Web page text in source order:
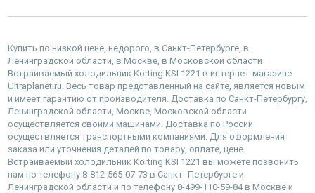
Купить по низкой цене, недорого, в Санкт-Петербурге, в
Ленинградской области, в Москве, в Московской области
Встраиваемый холодильник Korting KSI 1221 в интернет-магазине
Ultraplanet.ru. Весь товар представленный на сайте, является новым
и имеет гарантию от производителя. Доставка по Санкт-Петербургу,
Ленинградской области, Москве, Московской области
осуществляется своими машинами. Доставка по России
осуществляется транспортными компаниями. Для оформления
заказа или уточнения деталей по товару, оплате, цене
Встраиваемый холодильник Korting KSI 1221 вы можете позвонить
нам по телефону 8-812-565-07-73 в Санкт- Петербурге и
Ленинградской области и по телефону 8-499-110-59-84 в Москве и